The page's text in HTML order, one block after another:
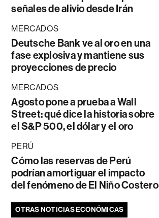
señales de alivio desde Irán
MERCADOS
Deutsche Bank ve al oro en una
fase explosiva y mantiene sus
proyecciones de precio
MERCADOS
Agosto pone a prueba a Wall
Street: qué dice la historia sobre
el S&P 500, el dólar y el oro
PERÚ
Cómo las reservas de Perú
podrían amortiguar el impacto
del fenómeno de El Niño Costero
OTRAS NOTICIAS ECONÓMICAS